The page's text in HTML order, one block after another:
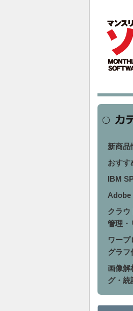
新商品
おすす
IBM
Adobe
クラウ
管理・
ワー
グラフ
画像解
グ・統